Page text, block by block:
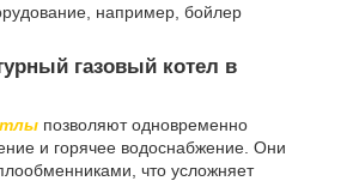
например, бойлер
газовый котел в
позволяют одновременно
и горячее водоснабжение. Они
что усложняет